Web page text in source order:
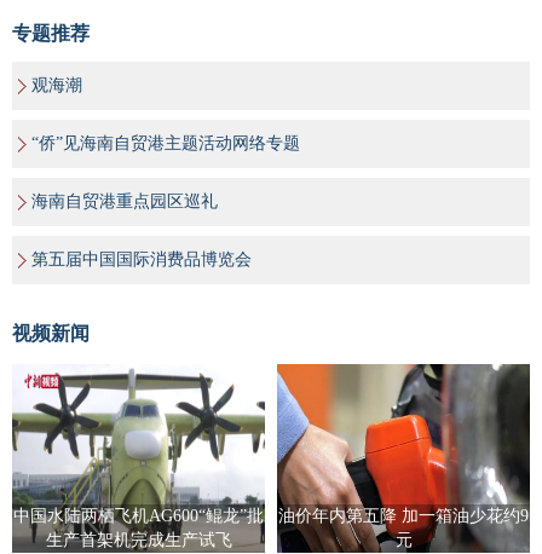
专题推荐
观海潮
“侨”见海南自贸港主题活动网络专题
海南自贸港重点园区巡礼
第五届中国国际消费品博览会
视频新闻
中国水陆两栖飞机AG600“鲲龙”批
生产首架机完成生产试飞
油价年内第五降 加一箱油少花约9
元